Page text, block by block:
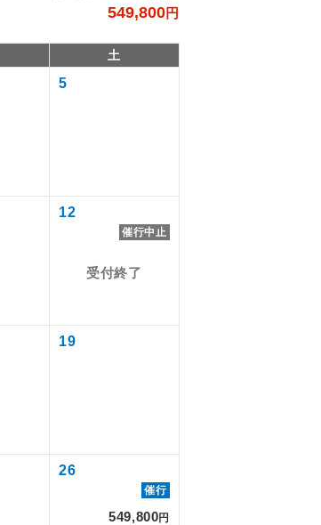
549,800円
土
5
12
催行中止
受付終了
19
26
催行
549,800円